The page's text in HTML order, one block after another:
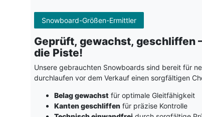
Snowboard-Größen-Ermittler
Geprüft, gewachst, geschliffen
die Piste!
Unsere gebrauchten Snowboards sind bereit für
durchlaufen vor dem Verkauf einen sorgfältigen
Belag gewachst für optimale Gleitfähigkeit
Kanten geschliffen für präzise Kontrolle